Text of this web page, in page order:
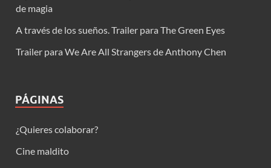
de magia
A través de los sueños. Trailer para The Green Eyes
Trailer para We Are All Strangers de Anthony Chen
PÁGINAS
¿Quieres colaborar?
Cine maldito